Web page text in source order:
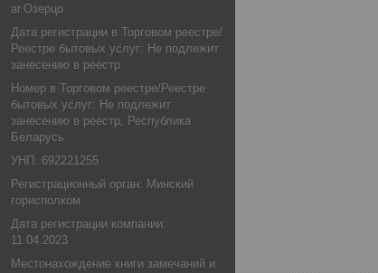
аг.Озерцо
Дата регистрации в Торговом реестре/
Реестре бытовых услуг: Не подлежит
занесению в реестр
Номер в Торговом реестре/Реестре
бытовых услуг: Не подлежит
занесению в реестр, Республика
Беларусь
УНП: 692221255
Регистрационный орган: Минский
горисполком
Дата регистрации компании:
11.04.2023
Местонахождение книги замечаний и